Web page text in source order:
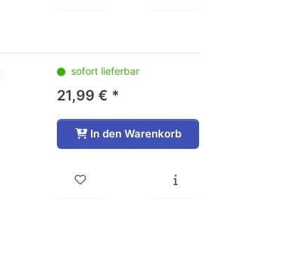
sofort lieferbar
21,99 € *
In den Warenkorb